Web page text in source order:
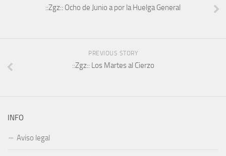
::Zgz:: Ocho de Junio a por la Huelga General
PREVIOUS STORY
::Zgz:: Los Martes al Cierzo
INFO
Aviso legal